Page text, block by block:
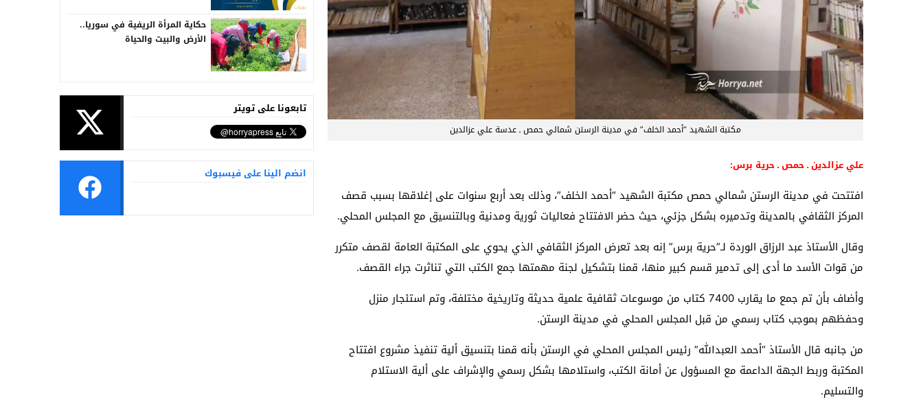
مكتبة الشهيد “أحمد الخلف” في مدينة الرستن شمالي حمص ـ عدسة علي عزالدين
علي عزالدين ـ حمص ـ حرية برس:
افتتحت في مدينة الرستن شمالي حمص مكتبة الشهيد “أحمد الخلف”، وذلك بعد أربع سنوات على إغلاقها بسبب قصف
المركز الثقافي بالمدينة وتدميره بشكل جزئي، حيث حضر الافتتاح فعاليات ثورية ومدنية وبالتنسيق مع المجلس المحلي.
وقال الأستاذ عبد الرزاق الوردة لـ”حرية برس” إنه بعد تعرض المركز الثقافي الذي يحوي على المكتبة العامة لقصف متكرر
من قوات الأسد ما أدى إلى تدمير قسم كبير منها، قمنا بتشكيل لجنة مهمتها جمع الكتب التي تناثرت جراء القصف.
وأضاف بأن تم جمع ما يقارب 7400 كتاب من موسوعات ثقافية علمية حديثة وتاريخية مختلفة، وتم استئجار منزل
وحفظهم بموجب كتاب رسمي من قبل المجلس المحلي في مدينة الرستن.
من جانبه قال الأستاذ “أحمد العبدالله” رئيس المجلس المحلي في الرستن بأنه قمنا بتنسيق ألية تنفيذ مشروع افتتاح
المكتبة وربط الجهة الداعمة مع المسؤول عن أمانة الكتب، واستلامها بشكل رسمي والإشراف على ألية الاستلام
والتسليم.
حكاية المرأة الريفية في سوريا..
الأرض والبيت والحياة
انضم الينا على فيسبوك
تابعونا على تويتر